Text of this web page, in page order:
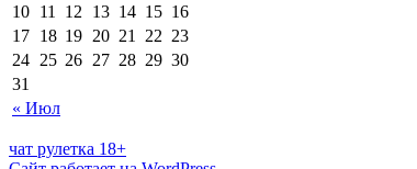
« Июл
10 11 12 13 14 15 16
17 18 19 20 21 22 23
24 25 26 27 28 29 30
31
чат рулетка 18+